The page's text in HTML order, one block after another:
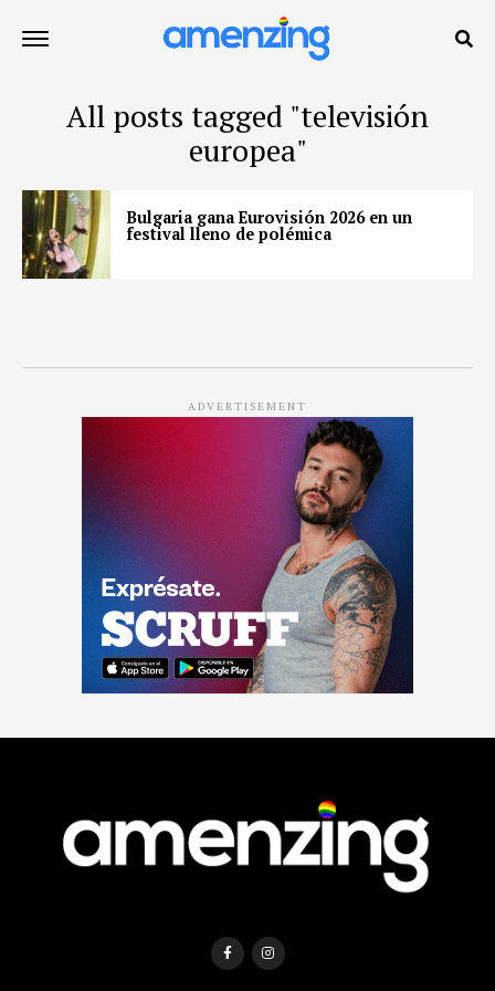
All posts tagged "televisión
europea"
Bulgaria gana Eurovisión 2026 en un
festival lleno de polémica
ADVERTISEMENT